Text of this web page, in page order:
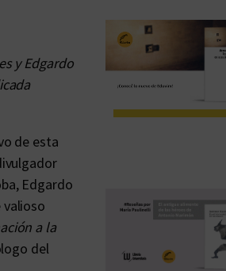
y Edgardo
de esta
Edgardo
a la
del